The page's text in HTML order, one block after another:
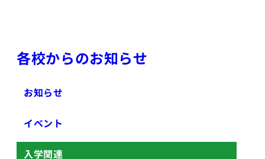
各校からのお知らせ
お知らせ
イベント
入学関連